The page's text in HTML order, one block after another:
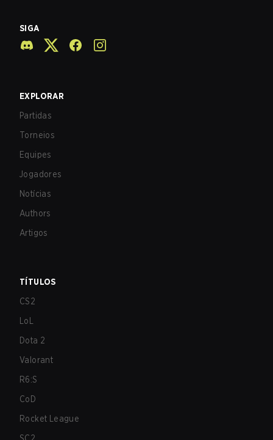
SIGA
EXPLORAR
Partidas
Torneios
Equipes
Jogadores
Notícias
Authors
Artigos
TÍTULOS
CS2
LoL
Dota 2
Valorant
R6:S
CoD
Rocket League